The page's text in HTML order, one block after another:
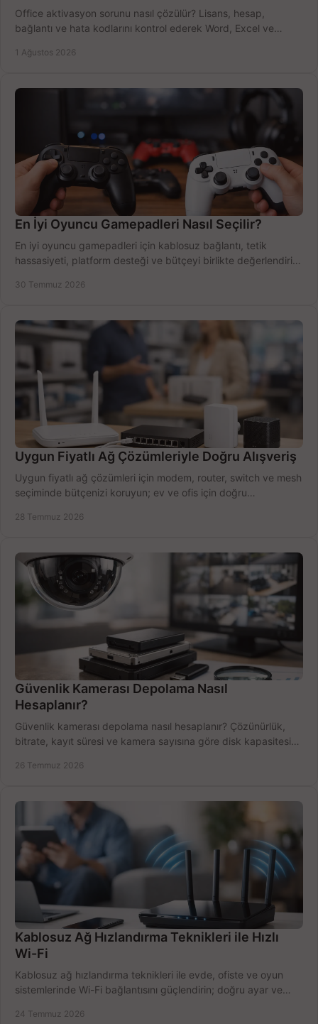
Office aktivasyon sorunu nasıl çözülür? Lisans, hesap,
bağlantı ve hata kodlarını kontrol ederek Word, Excel ve
1 Ağustos 2026
En İyi Oyuncu Gamepadleri Nasıl Seçilir?
En iyi oyuncu gamepadleri için kablosuz bağlantı, tetik
hassasiyeti, platform desteği ve bütçeyi birlikte değerlendirin;
30 Temmuz 2026
Uygun Fiyatlı Ağ Çözümleriyle Doğru Alışveriş
Uygun fiyatlı ağ çözümleri için modem, router, switch ve mesh
seçiminde bütçenizi koruyun; ev ve ofis için doğru
28 Temmuz 2026
Güvenlik Kamerası Depolama Nasıl
Hesaplanır?
Güvenlik kamerası depolama nasıl hesaplanır? Çözünürlük,
bitrate, kayıt süresi ve kamera sayısına göre disk kapasitesini
26 Temmuz 2026
Kablosuz Ağ Hızlandırma Teknikleri ile Hızlı
Wi-Fi
Kablosuz ağ hızlandırma teknikleri ile evde, ofiste ve oyun
sistemlerinde Wi-Fi bağlantısını güçlendirin; doğru ayar ve
24 Temmuz 2026